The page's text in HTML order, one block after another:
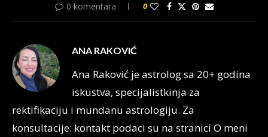
0 komentara 0
ANA RAKOVIĆ
Ana Raković je astrolog sa 20+ godina
iskustva, specijalistkinja za
rektifikaciju i mundanu astrologiju. Za
konsultacije: kontakt podaci su na stranici O meni